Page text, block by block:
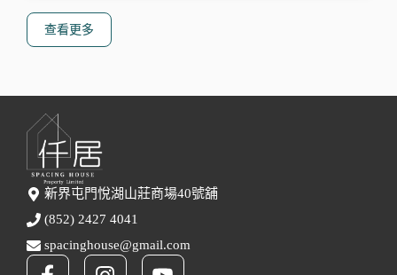
查看更多
新界屯門悅湖山莊商場40號舖
(852) 2427 4041
spacinghouse@gmail.com